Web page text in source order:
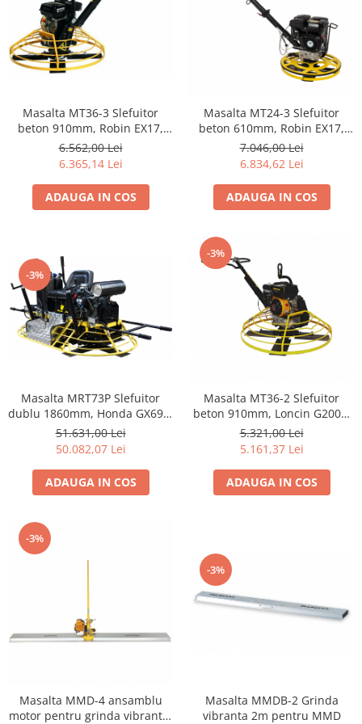
Accesorii utilaje constructii
Pompe de beton
Masalta MT36-3 Slefuitor
beton 910mm, Robin EX17,
benzina
6.562,00 Lei
6.365,14 Lei
ADAUGA IN COS
Masalta MT24-3 Slefuitor
beton 610mm, Robin EX17,
benzina
7.046,00 Lei
6.834,62 Lei
ADAUGA IN COS
-3%
Masalta MRT73P Slefuitor
dublu 1860mm, Honda GX690,
benzina (nu permite discuri
flotoare)
51.631,00 Lei
50.082,07 Lei
ADAUGA IN COS
-3%
Masalta MT36-2 Slefuitor
beton 910mm, Loncin G200F,
benzina
5.321,00 Lei
5.161,37 Lei
ADAUGA IN COS
-3%
Masalta MMD-4 ansamblu
motor pentru grinda vibranta,
-3%
Masalta MMDB-2 Grinda
vibranta 2m pentru MMD